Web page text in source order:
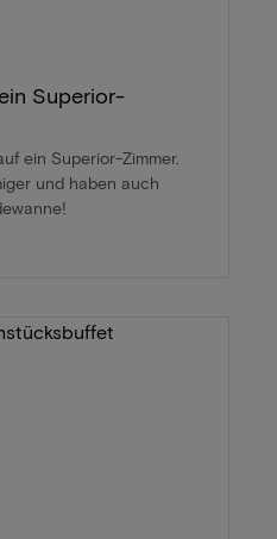
Superior-
ein Superior-Zimmer.
und haben auch